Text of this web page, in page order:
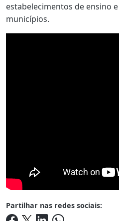
estabelecimentos de ensino
municípios.
Partilhar nas redes sociais: